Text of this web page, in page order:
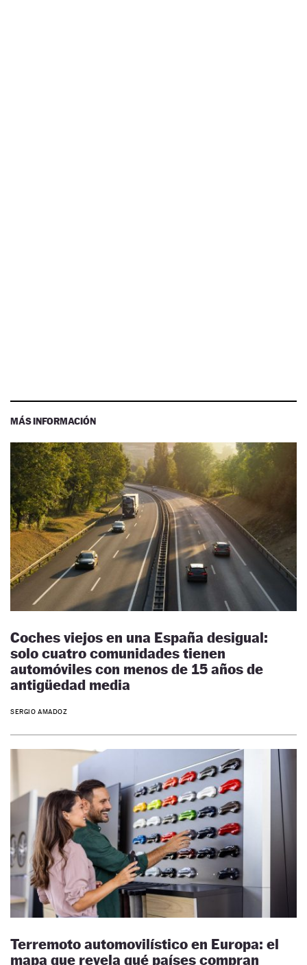
MÁS INFORMACIÓN
Coches viejos en una España desigual:
solo cuatro comunidades tienen
automóviles con menos de 15 años de
antigüedad media
SERGIO AMADOZ
Terremoto automovilístico en Europa: el
mapa que revela qué países compran